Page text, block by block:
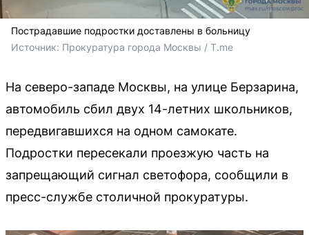
Пострадавшие подростки доставлены в больницу
Источник: Прокуратура города Москвы / T.me
На северо-западе Москвы, на улице Берзарина,
автомобиль сбил двух 14-летних школьников,
передвигавшихся на одном самокате.
Подростки пересекали проезжую часть на
запрещающий сигнал светофора, сообщили в
пресс-службе столичной прокуратуры.